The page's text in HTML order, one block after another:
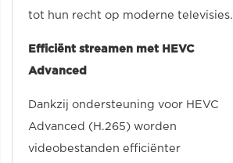
tot hun recht op moderne televisies.
Efficiënt streamen met HEVC
Advanced
Dankzij ondersteuning voor HEVC
Advanced (H.265) worden
videobestanden efficiënter